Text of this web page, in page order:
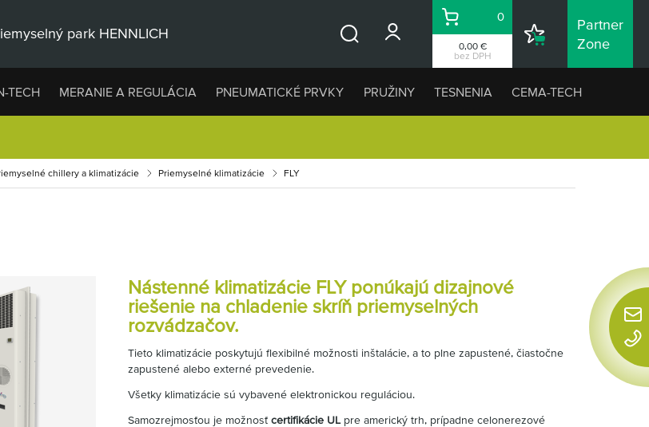
park HENNLICH
0,00 €
bez DPH
Košík
0
Nákupný
Partner
Zone
TECH MERANIE A REGULÁCIA PNEUMATICKÉ PRVKY PRUŽINY TESNENIA CEMA-TECH
chillery a klimatizácie Priemyselné klimatizácie FLY
Nástenné klimatizácie FLY ponúkajú dizajnové
riešenie na chladenie skríň priemyselných
rozvádzačov.
Tieto klimatizácie poskytujú flexibilné možnosti inštalácie, a to plne zapustené, čiastočne
zapustené alebo externé prevedenie.
Všetky klimatizácie sú vybavené elektronickou reguláciou.
Samozrejmosťou je možnosť certifikácie UL pre americký trh, prípadne celonerezové